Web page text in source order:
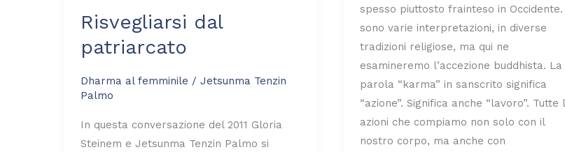
Risvegliarsi dal
patriarcato
Dharma al femminile / Jetsunma Tenzin
Palmo
In questa conversazione del 2011 Gloria
Steinem e Jetsunma Tenzin Palmo si
spesso piuttosto frainteso in Occidente.
sono varie interpretazioni, in diverse
tradizioni religiose, ma qui ne
esamineremo l’accezione buddhista. La
parola “karma” in sanscrito significa
“azione”. Significa anche “lavoro”. Tutte
azioni che compiamo non solo con il
nostro corpo, ma anche con